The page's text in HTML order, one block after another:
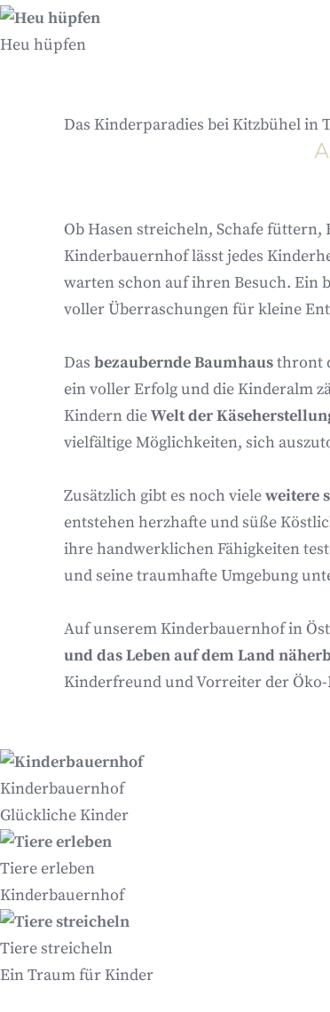
Heu hüpfen
Das Kinderparadies bei Kitzbühel in
Ob Hasen streicheln, Schafe
Kinderbauernhof lässt jedes
warten schon auf ihren Besuch. Ein
voller Überraschungen für kleine
Das bezaubernde Baumhausthront
ein voller Erfolg und die Kinderalm
Kindern dieWelt der
vielfältige Möglichkeiten, sich
Zusätzlich gibt es noch vieleweitere
entstehen herzhafte und süße
ihre handwerklichen Fähigkeiten
und seine traumhafte Umgebung
Auf unserem Kinderbauernhof in
und das Leben auf dem Land
Kinderfreund und Vorreiter der
Kinderbauernhof
Glückliche Kinder
Tiere erleben
Kinderbauernhof
Tiere streicheln
Ein Traum für Kinder